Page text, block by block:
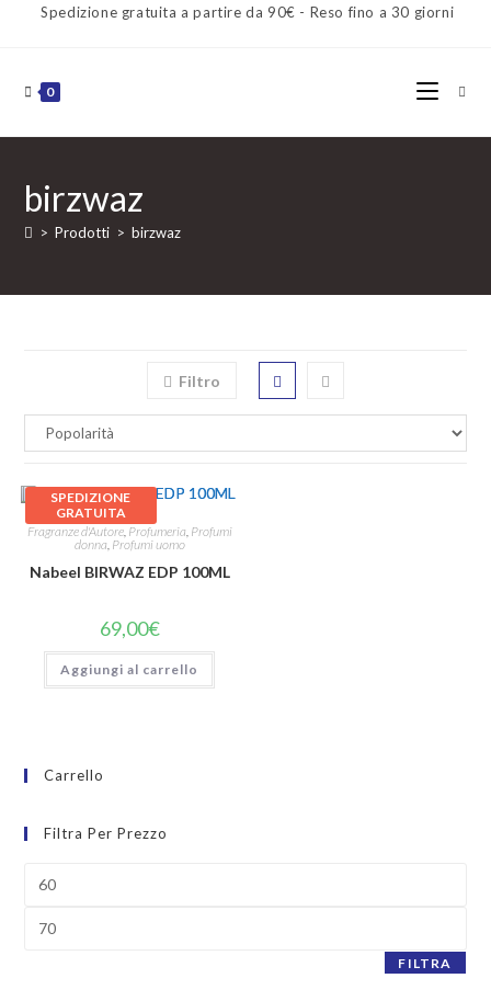
Spedizione gratuita a partire da 90€ - Reso fino a 30 giorni
0
birzwaz
> Prodotti > birzwaz
Filtro
SPEDIZIONE
GRATUITA
Fragranze d'Autore, Profumeria, Profumi
donna, Profumi uomo
Nabeel BIRWAZ EDP 100ML
69,00€
Aggiungi al carrello
Carrello
Filtra Per Prezzo
FILTRA